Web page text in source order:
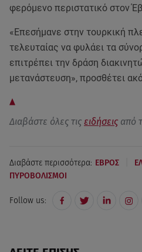
φερόμενο περιστατικό στον
«Επεσήμανε στην τουρκική
τελευταίας να φυλάει τα
επιτρέπει την δράση
μετανάστευση», προσθέτει
Διαβάστε όλες τις ειδήσεις από
Διαβάστε περισσότερα: ΕΒΡΟΣ
ΠΥΡΟΒΟΛΙΣΜΟΙ
Follow us: